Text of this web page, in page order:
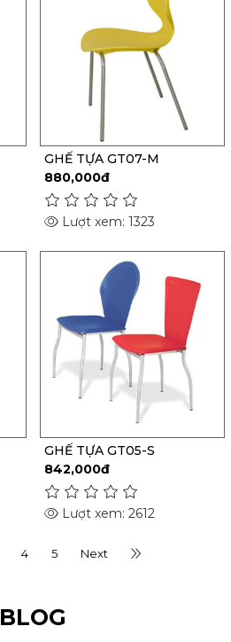
GHẾ TỰA GT07-M
880,000đ
Lượt xem: 1323
GHẾ TỰA GT05-S
842,000đ
Lượt xem: 2612
4 5 Next
BLOG